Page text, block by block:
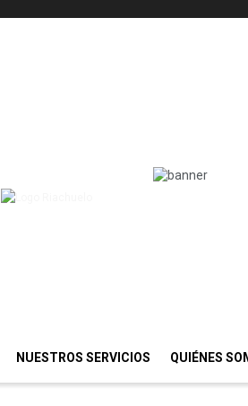
NUESTROS SERVICIOS QUIÉNES